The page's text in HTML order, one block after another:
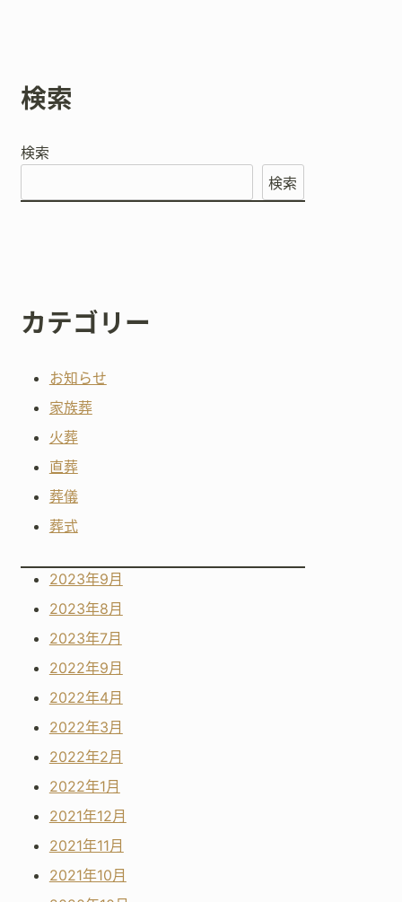
検索
検索
検索
カテゴリー
お知らせ
家族葬
火葬
直葬
葬儀
葬式
2023年9月
2023年8月
2023年7月
2022年9月
2022年4月
2022年3月
2022年2月
2022年1月
2021年12月
2021年11月
2021年10月